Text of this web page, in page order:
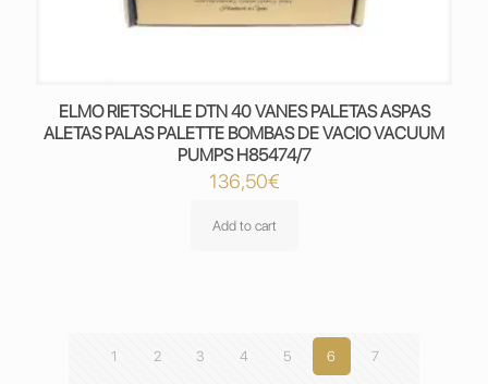
ELMO RIETSCHLE DTN 40 VANES PALETAS ASPAS
ALETAS PALAS PALETTE BOMBAS DE VACIO VACUUM
PUMPS H85474/7
136,50€
Add to cart
1 2 3 4 5 6 7